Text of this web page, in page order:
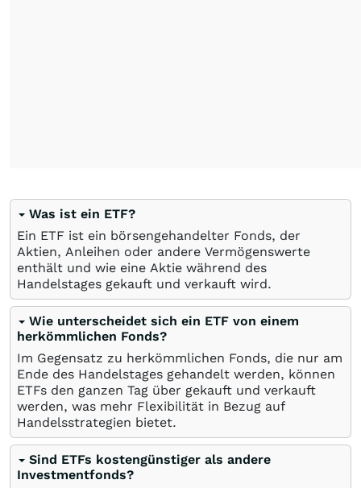
Was ist ein ETF?
Ein ETF ist ein börsengehandelter Fonds, der
Aktien, Anleihen oder andere Vermögenswerte
enthält und wie eine Aktie während des
Handelstages gekauft und verkauft wird.
Wie unterscheidet sich ein ETF von einem
herkömmlichen Fonds?
Im Gegensatz zu herkömmlichen Fonds, die nur am
Ende des Handelstages gehandelt werden, können
ETFs den ganzen Tag über gekauft und verkauft
werden, was mehr Flexibilität in Bezug auf
Handelsstrategien bietet.
Sind ETFs kostengünstiger als andere
Investmentfonds?